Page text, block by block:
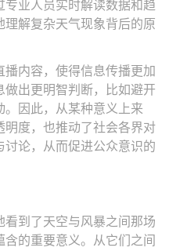
业人员实时解读数据和趋
解复杂天气现象背后的原
内容，使得信息传播更加
出更明智判断，比如避开
因此，从某种意义上来
度，也推动了社会各界对
论，从而促进公众意识的
到了天空与风暴之间那场
的重要意义。从它们之间